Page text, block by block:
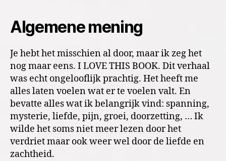
Algemene mening
Je hebt het misschien al door, maar ik zeg het
nog maar eens. I LOVE THIS BOOK. Dit verhaal
was echt ongelooflijk prachtig. Het heeft me
alles laten voelen wat er te voelen valt. En
bevatte alles wat ik belangrijk vind: spanning,
mysterie, liefde, pijn, groei, doorzetting, … Ik
wilde het soms niet meer lezen door het
verdriet maar ook weer wel door de liefde en
zachtheid.